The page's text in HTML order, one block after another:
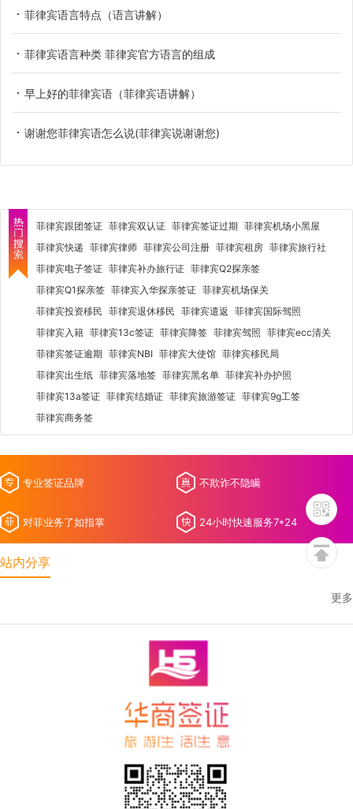
菲律宾语言特点（语言讲解）
菲律宾语言种类 菲律宾官方语言的组成
早上好的菲律宾语（菲律宾语讲解）
谢谢您菲律宾语怎么说(菲律宾说谢谢您)
菲律宾跟团签证 菲律宾双认证 菲律宾签证过期 菲律宾机场小黑屋
菲律宾快递 菲律宾律师 菲律宾公司注册 菲律宾租房 菲律宾旅行社
菲律宾电子签证 菲律宾补办旅行证 菲律宾Q2探亲签
菲律宾Q1探亲签 菲律宾入华探亲签证 菲律宾机场保关
菲律宾投资移民 菲律宾退休移民 菲律宾遣返
菲律宾国际驾照
菲律宾入籍 菲律宾13c签证 菲律宾降签 菲律宾驾照 菲律宾ecc清关
菲律宾签证逾期 菲律宾NBI 菲律宾大使馆 菲律宾移民局
菲律宾出生纸 菲律宾落地签 菲律宾黑名单 菲律宾补办护照
菲律宾13a签证 菲律宾结婚证 菲律宾旅游签证 菲律宾9g工签
菲律宾商务签
专业签证品牌 不欺诈不隐瞒
对菲业务了如指掌 24小时快速服务7*24
站内分享
更多